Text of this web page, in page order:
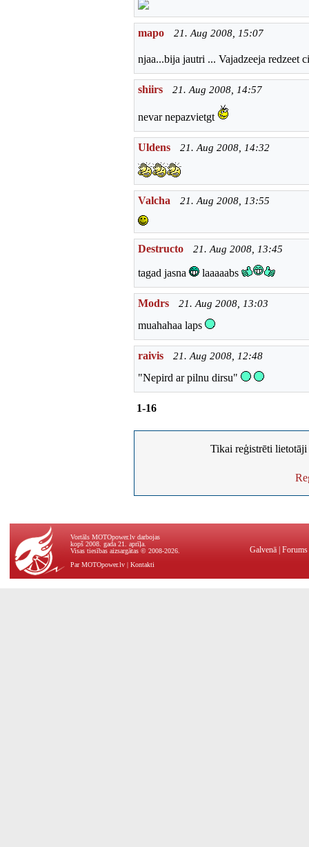
mapo 21. Aug 2008, 15:07
njaa...bija jautri ... Vajadzeeja redzeet
shiirs 21. Aug 2008, 14:57
nevar nepazvietgt
Uldens 21. Aug 2008, 14:32
Valcha 21. Aug 2008, 13:55
Destructo 21. Aug 2008, 13:45
tagad jasna laaaaabs
Modrs 21. Aug 2008, 13:03
muahahaa laps
raivis 21. Aug 2008, 12:48
"Nepird ar pilnu dirsu"
1-16
Tikai reģistrēti
Vortāls MOTOpower.lv darbojas
kopš 2008. gada 21. aprīļa.
Visas tiesības aizsargātas © 2008-2026.
Par MOTOpower.lv | Kontakti
Galvenā Forums